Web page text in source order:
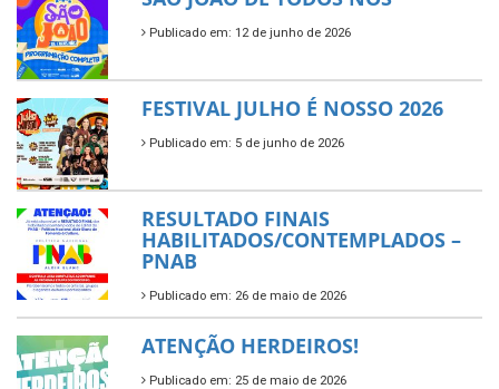
Publicado em: 12 de junho de 2026
FESTIVAL JULHO É NOSSO 2026
Publicado em: 5 de junho de 2026
RESULTADO FINAIS
HABILITADOS/CONTEMPLADOS –
PNAB
Publicado em: 26 de maio de 2026
ATENÇÃO HERDEIROS!
Publicado em: 25 de maio de 2026